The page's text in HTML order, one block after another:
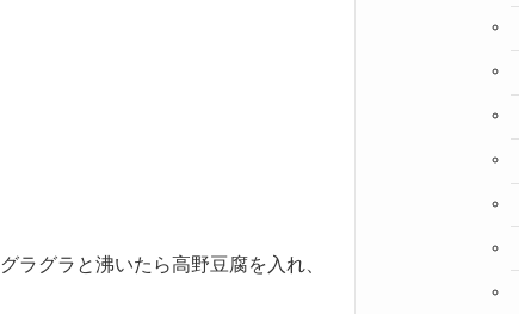
ラグラと沸いたら高野豆腐を入れ、